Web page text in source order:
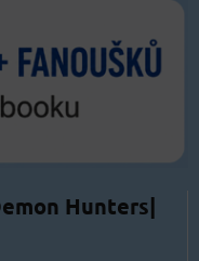
Hunters|